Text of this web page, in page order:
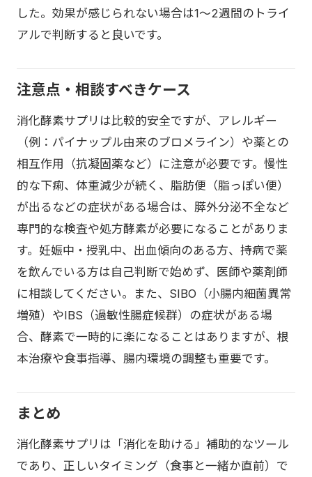
した。効果が感じられない場合は1〜2週間のトライ
アルで判断すると良いです。
注意点・相談すべきケース
消化酵素サプリは比較的安全ですが、アレルギー
（例：パイナップル由来のブロメライン）や薬との
相互作用（抗凝固薬など）に注意が必要です。慢性
的な下痢、体重減少が続く、脂肪便（脂っぽい便）
が出るなどの症状がある場合は、膵外分泌不全など
専門的な検査や処方酵素が必要になることがありま
す。妊娠中・授乳中、出血傾向のある方、持病で薬
を飲んでいる方は自己判断で始めず、医師や薬剤師
に相談してください。また、SIBO（小腸内細菌異常
増殖）やIBS（過敏性腸症候群）の症状がある場
合、酵素で一時的に楽になることはありますが、根
本治療や食事指導、腸内環境の調整も重要です。
まとめ
消化酵素サプリは「消化を助ける」補助的なツール
であり、正しいタイミング（食事と一緒か直前）で